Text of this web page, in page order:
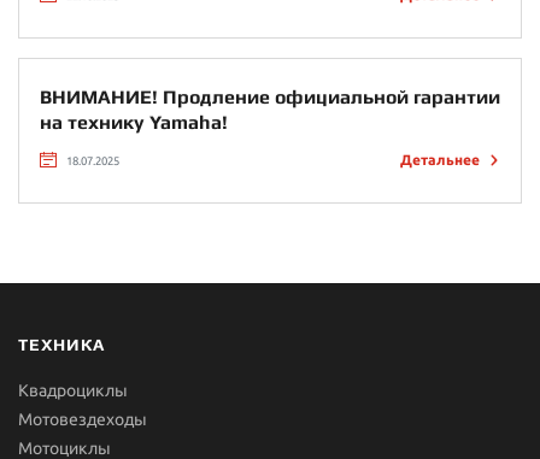
ВНИМАНИЕ! Продление официальной гарантии
на технику Yamaha!
18.07.2025 Детальнее
ТЕХНИКА
Квадроциклы
Мотовездеходы
Мотоциклы